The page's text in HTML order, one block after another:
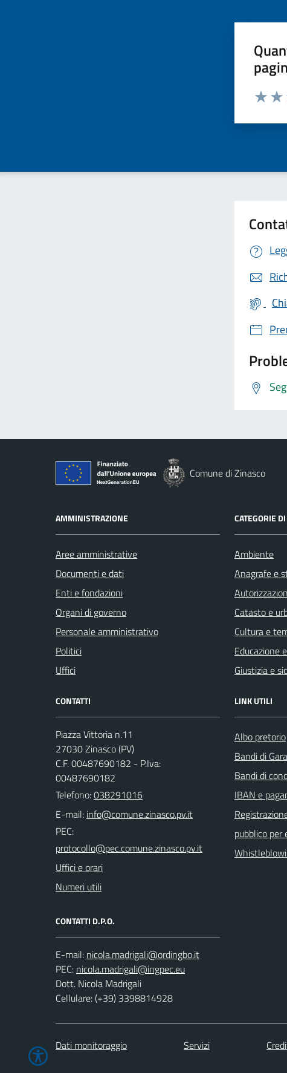
Valuta
Comune di Zinasco
AMMINISTRAZIONE
Aree amministrative
Documenti e dati
Enti e fondazioni
Organi di governo
Personale amministrativo
Politici
Uffici
CATEGORIE
Ambiente
Anagrafe e
Catasto e
Cultura e
Educazione
Giustizia e
CONTATTI
Piazza Vittoria n.11
27030 Zinasco (PV)
C.F. 00487690182 - P.Iva:
00487690182
Telefono:038291016
E-mail:
PEC:
Uffici e orari
Numeri utili
CONTATTI D.P.O.
E-mail:
PEC:
Dott. Nicola Madrigali
Cellulare: (+39) 3398814928
LINK UTILI
Albo pretorio
Bandi di Gara
Bandi di
IBAN e
pubblico per
Dati monitoraggio Servizi